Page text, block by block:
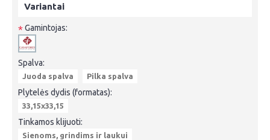
Variantai
*Gamintojas:
Spalva:
Juoda spalva Pilka spalva
Plytelės dydis (formatas):
33,15x33,15
Tinkamos klijuoti:
Sienoms, grindims ir laukui